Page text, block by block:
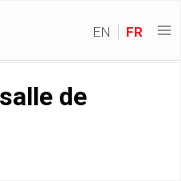
EN FR
de